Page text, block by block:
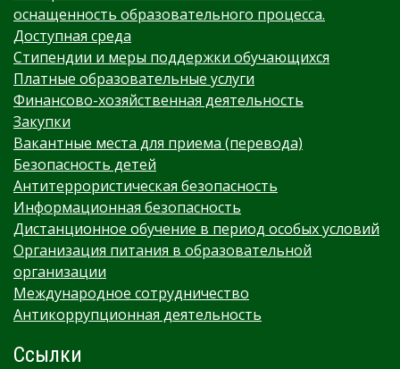
оснащенность образовательного процесса.
Доступная среда
Стипендии и меры поддержки обучающихся
Платные образовательные услуги
Финансово-хозяйственная деятельность
Закупки
Вакантные места для приема (перевода)
Безопасность детей
Антитеррористическая безопасность
Информационная безопасность
Дистанционное обучение в период особых условий
Организация питания в образовательной
организации
Международное сотрудничество
Антикоррупционная деятельность
Ссылки